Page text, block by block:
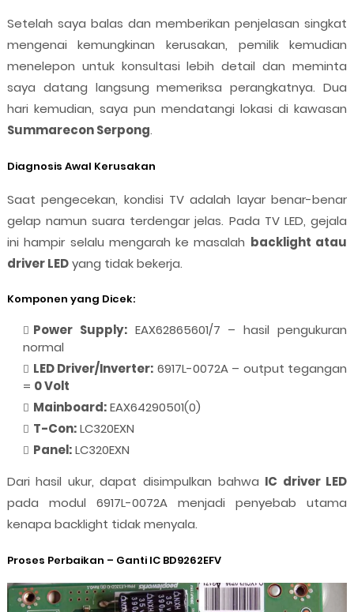
Setelah saya balas dan memberikan penjelasan singkat
mengenai kemungkinan kerusakan, pemilik kemudian
menelepon untuk konsultasi lebih detail dan meminta
saya datang langsung memeriksa perangkatnya. Dua
hari kemudian, saya pun mendatangi lokasi di kawasan
Summarecon Serpong.
Diagnosis Awal Kerusakan
Saat pengecekan, kondisi TV adalah layar benar-benar
gelap namun suara terdengar jelas. Pada TV LED, gejala
ini hampir selalu mengarah ke masalah backlight atau
driver LEDyang tidak bekerja.
Komponen yang Dicek:
Power Supply:EAX62865601/7 – hasil pengukuran
normal
LED Driver/Inverter: 6917L-0072A – output tegangan
= 0 Volt
Mainboard:EAX64290501(0)
T-Con:LC320EXN
Panel:LC320EXN
Dari hasil ukur, dapat disimpulkan bahwa IC driver LED
pada modul 6917L-0072A menjadi penyebab utama
kenapa backlight tidak menyala.
Proses Perbaikan – Ganti IC BD9262EFV